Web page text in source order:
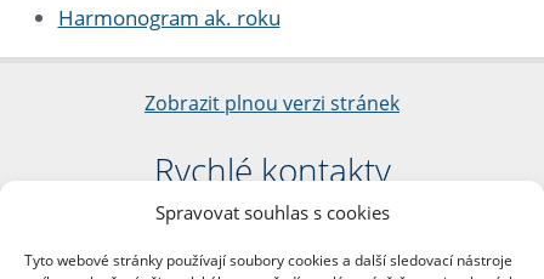
Spravovat souhlas s cookies
Tyto webové stránky používají soubory cookies a další sledovací nástroje
Harmonogram ak. roku
Zobrazit plnou verzi stránek
Rychlé kontakty
Filozofická fakulta
nám. Jana Palacha 1/2